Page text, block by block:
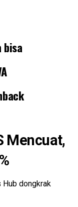
bisa
Mencuat,
dongkrak